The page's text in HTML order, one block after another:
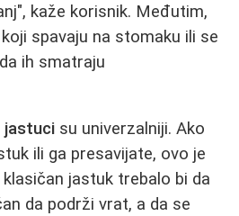
kaže korisnik. Međutim,
spavaju na stomaku ili se
ih smatraju
jastuci su univerzalniji. Ako
ili ga presavijate, ovo je
jastuk trebalo bi da
da podrži vrat, a da se